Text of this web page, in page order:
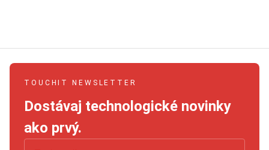
TOUCHIT NEWSLETTER
Dostávaj technologické novinky
ako prvý.